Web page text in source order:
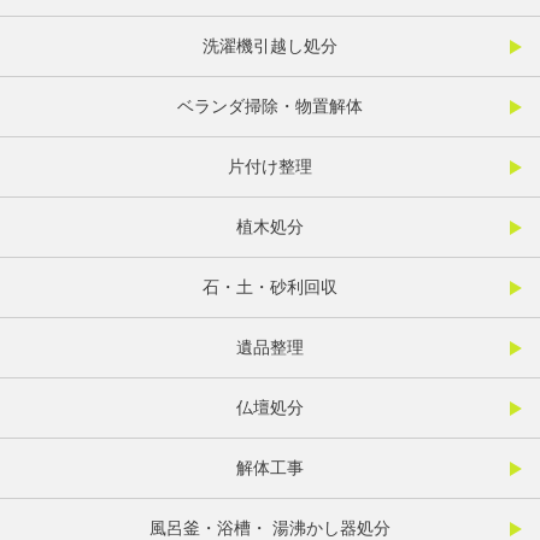
洗濯機引越し処分
ベランダ掃除・物置解体
片付け整理
植木処分
石・土・砂利回収
遺品整理
仏壇処分
解体工事
風呂釜・浴槽・ 湯沸かし器処分